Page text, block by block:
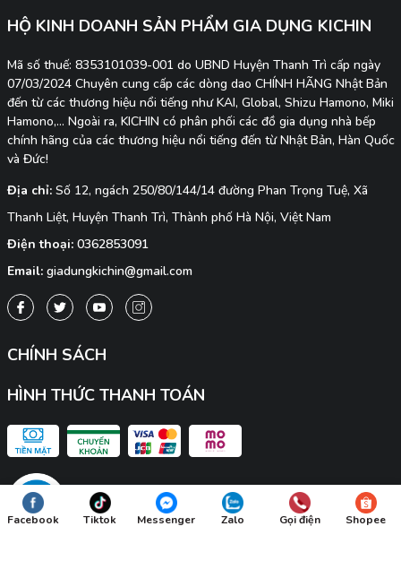
HỘ KINH DOANH SẢN PHẨM GIA DỤNG KICHIN
Mã số thuế: 8353101039-001 do UBND Huyện Thanh Trì cấp ngày
07/03/2024 Chuyên cung cấp các dòng dao CHÍNH HÃNG Nhật Bản
đến từ các thương hiệu nổi tiếng như KAI, Global, Shizu Hamono, Miki
Hamono,... Ngoài ra, KICHIN có phân phối các đồ gia dụng nhà bếp
chính hãng của các thương hiệu nổi tiếng đến từ Nhật Bản, Hàn Quốc
và Đức!
Địa chỉ: Số 12, ngách 250/80/144/14 đường Phan Trọng Tuệ, Xã
Thanh Liệt, Huyện Thanh Trì, Thành phố Hà Nội, Việt Nam
Điện thoại: 0362853091
Email: giadungkichin@gmail.com
CHÍNH SÁCH
HÌNH THỨC THANH TOÁN
Facebook Tiktok Messenger Zalo Gọi điện Shopee